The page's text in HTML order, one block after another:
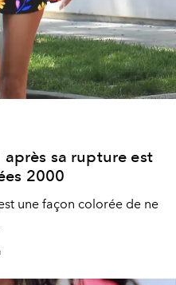
sa rupture est
2000
une façon colorée de ne